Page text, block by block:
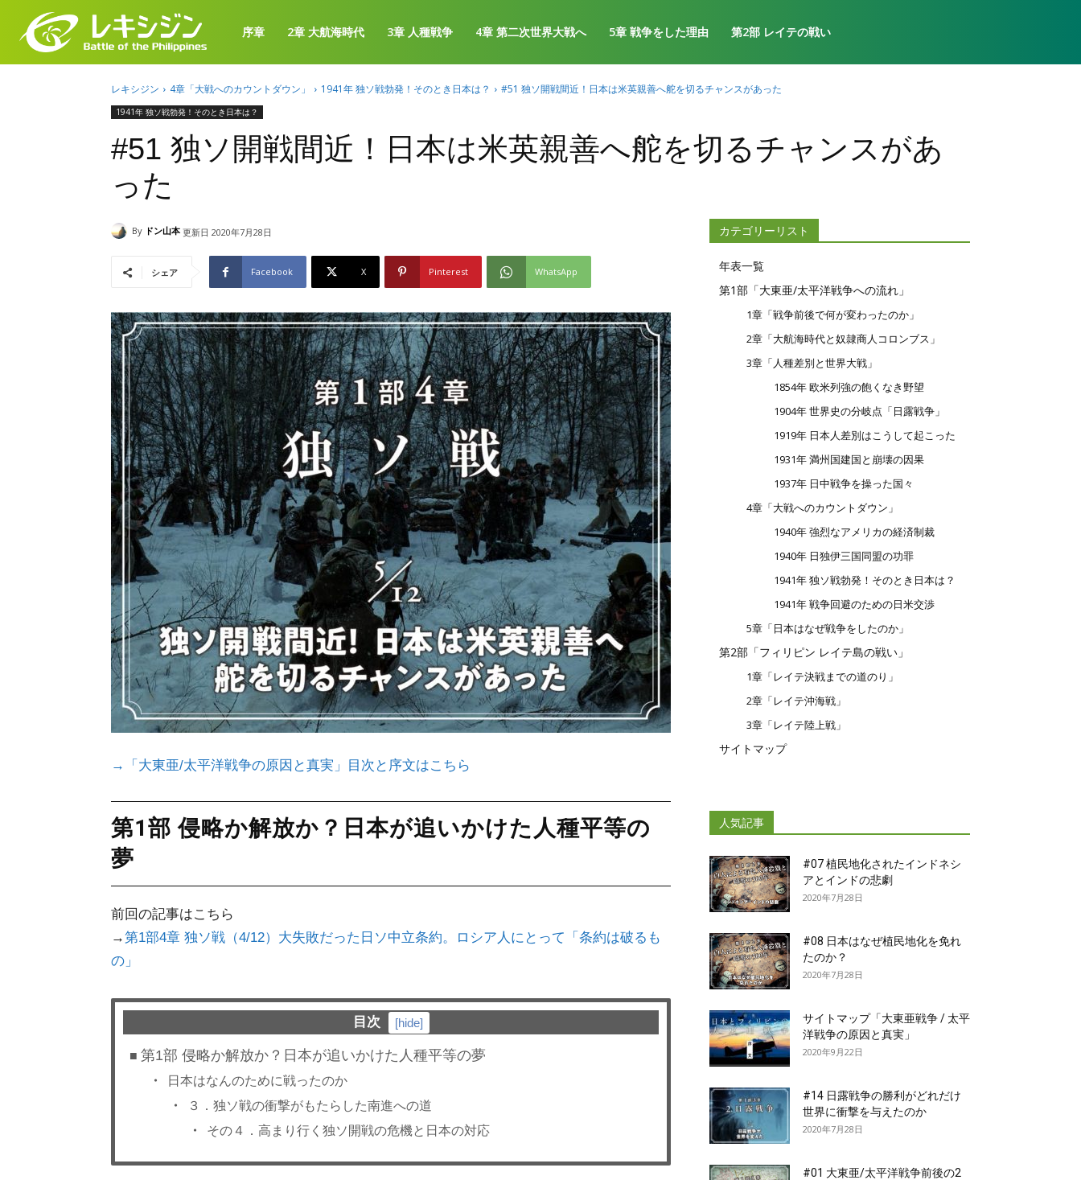
序章 2章 大航海時代 3章 人種戦争 4章 第二次世界大戦へ 5章 戦争をした理由 第2部 レイテの戦い
レキシジン 4章「大戦へのカウントダウン」 1941年 独ソ戦勃発！そのとき日本は？ #51 独ソ開戦間近！日本は米英親善へ舵を切るチャンスがあった
1941年 独ソ戦勃発！そのとき日本は？
#51 独ソ開戦間近！日本は米英親善へ舵を切るチャンスがあ
った
By ドン山本 更新日 2020年7月28日
シェア Facebook X Pinterest WhatsApp
→ 「大東亜/太平洋戦争の原因と真実」目次と序文はこちら
第1部 侵略か解放か？日本が追いかけた人種平等の
夢
前回の記事はこちら
→第1部4章 独ソ戦（4/12）大失敗だった日ソ中立条約。ロシア人にとって「条約は破るも
の」
目次 [hide]
第1部 侵略か解放か？日本が追いかけた人種平等の夢
日本はなんのために戦ったのか
３．独ソ戦の衝撃がもたらした南進への道
その４．高まり行く独ソ開戦の危機と日本の対応
カテゴリーリスト
年表一覧
第1部「大東亜/太平洋戦争への流れ」
1章「戦争前後で何が変わったのか」
2章「大航海時代と奴隷商人コロンブス」
3章「人種差別と世界大戦」
1854年 欧米列強の飽くなき野望
1904年 世界史の分岐点「日露戦争」
1919年 日本人差別はこうして起こった
1931年 満州国建国と崩壊の因果
1937年 日中戦争を操った国々
4章「大戦へのカウントダウン」
1940年 強烈なアメリカの経済制裁
1940年 日独伊三国同盟の功罪
1941年 独ソ戦勃発！そのとき日本は？
1941年 戦争回避のための日米交渉
5章「日本はなぜ戦争をしたのか」
第2部「フィリピン レイテ島の戦い」
1章「レイテ決戦までの道のり」
2章「レイテ沖海戦」
3章「レイテ陸上戦」
サイトマップ
人気記事
#07 植民地化されたインドネシ
アとインドの悲劇
2020年7月28日
#08 日本はなぜ植民地化を免れ
たのか？
2020年7月28日
サイトマップ「大東亜戦争 / 太平
洋戦争の原因と真実」
2020年9月22日
#14 日露戦争の勝利がどれだけ
世界に衝撃を与えたのか
2020年7月28日
#01 大東亜/太平洋戦争前後の2